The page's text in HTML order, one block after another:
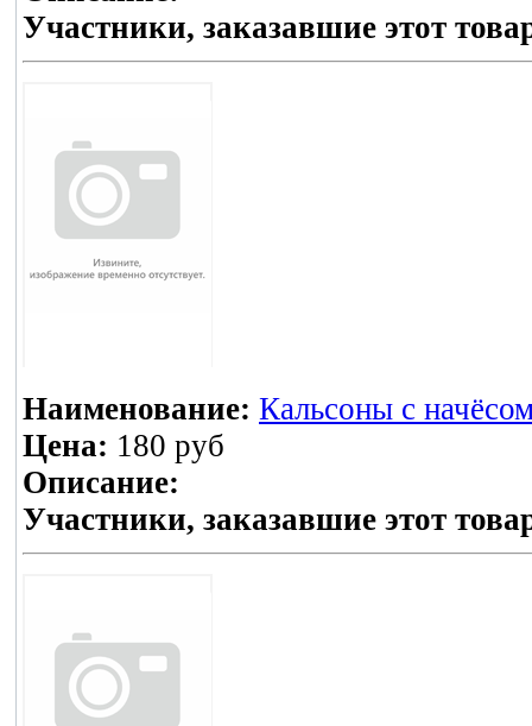
Участники, заказавшие этот
Наименование: Кальсоны с
Цена: 180 руб
Описание:
Участники, заказавшие этот